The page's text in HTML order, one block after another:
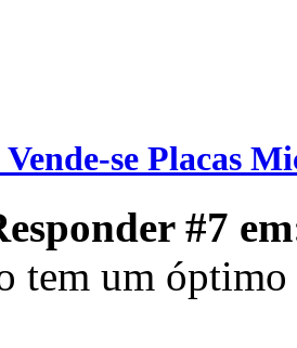
se Placas
#7
tem um óptimo